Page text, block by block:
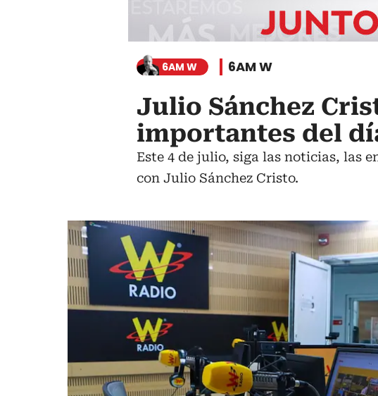
6AM W 6AM W
Julio Sánchez
importantes del
Este 4 de julio, siga las noticias, las
con Julio Sánchez Cristo.